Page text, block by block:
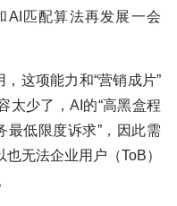
AI匹配算法再发展一会
这项能力和“营销成片”
太少了，AI的“高黑盒程
最低限度诉求”，因此需
无法企业用户（ToB）